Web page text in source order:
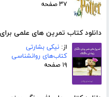
۳۷ صفحه
دانلود کتاب تمرین های علمی
از: نیکی بشارتی
کتاب‌های روانشناسی
۱۹ صفحه